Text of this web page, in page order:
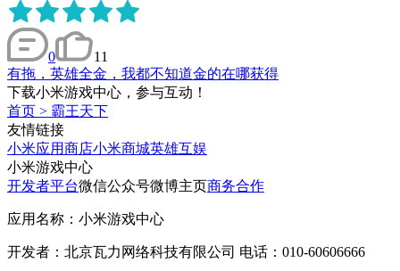
0
11
有拖，英雄全金，我都不知道金的在哪获得
下载小米游戏中心，参与互动！
首页 > 霸王天下
友情链接
小米应用商店小米商城英雄互娱
小米游戏中心
开发者平台微信公众号微博主页 商务合作
应用名称：小米游戏中心
开发者：北京瓦力网络科技有限公司 电话：010-60606666